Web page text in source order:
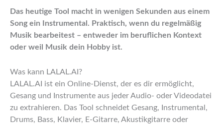
Das heutige Tool macht in wenigen Sekunden aus einem
Song ein Instrumental. Praktisch, wenn du regelmäßig
Musik bearbeitest – entweder im beruflichen Kontext
oder weil Musik dein Hobby ist.
Was kann LALAL.AI?
LALAL.AI ist ein Online-Dienst, der es dir ermöglicht,
Gesang und Instrumente aus jeder Audio- oder Videodatei
zu extrahieren. Das Tool schneidet Gesang, Instrumental,
Drums, Bass, Klavier, E-Gitarre, Akustikgitarre oder